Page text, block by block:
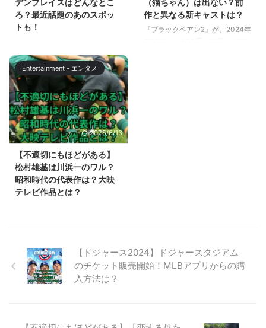
もに、バカリズム作品の配信情報
についても解説していきます。
【侵入者たちの晩餐】はサスペン
侵入サスペンスと紹介されてお
り、You Tubeの、日 ...
5都市のZeppで開催されます。
この記事では、7月26日のZepp
DiverCityでの 2公演（追加公演
デンプレイスはどんなとこ
ろ？最近話題のあのスポッ
トも！
ー25周年を迎える嵐が新会社設
立を発表しました。 社名が4月11
日に発表され、新会社の所在地が
恵比寿ガーデンプレイスであるこ
とがわかりました。 この記事で
は、嵐の新会社が入居する恵比寿
ガーデンプレイスについて解説し
ます。 【株式会社嵐】恵比寿ガ
ーデンプレイスはどんなところ？
嵐が設立した新会社について、正
式に社名が発表されました。 社
名は、株式会社嵐です。 会社所
在地である恵比寿ガーデンプレイ
（猫ちゃん）は出ない？前
作と異なる新キャストは？
『ブラックペアン2』が、2024年
Entertainment - エンタメ
2025/6/13
【不適切にもほどがある】
松村雄基は川浜一のワル？
昭和時代の代表作は？大映
テレビ作品とは？
適切にもほどがある第6話の中で
は、昭和時代の純子にが、憧れの
川浜一のワル、松村雄基を錦糸町
ず。 この記事では、不適切にも
【ドジャース2024】ドジャースタジアム
のチケット販売開始！MLBアプリからの購
入方法は？